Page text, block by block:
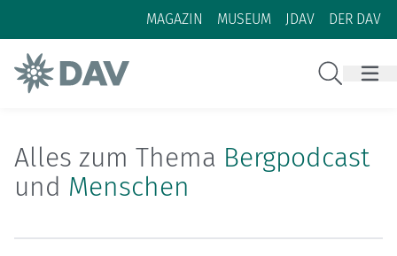
Zum Inhalt
Zur Footer-Navigation
MAGAZIN MUSEUM JDAV DER DAV
Alles zum Thema Bergpodcast
und Menschen